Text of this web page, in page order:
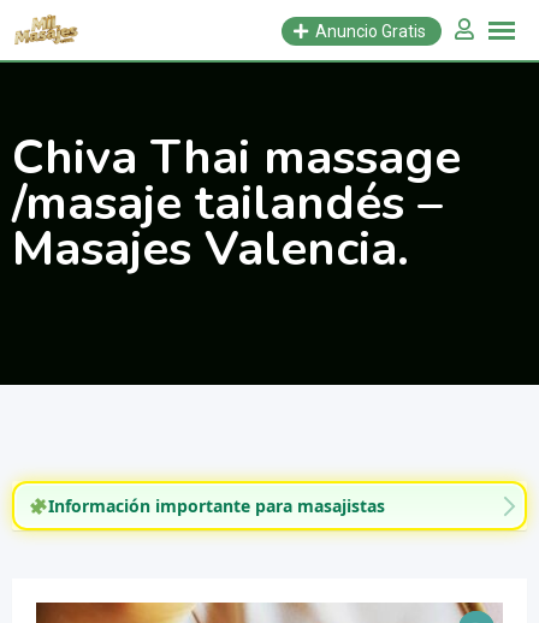
Saltar
Anuncio Gratis
Chiva Thai massage
/masaje tailandés –
Masajes Valencia.
Información importante para masajistas